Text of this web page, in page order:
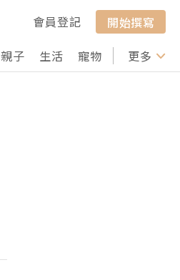
會員登記
開始撰寫
親子 生活 寵物 行山 打卡
更多